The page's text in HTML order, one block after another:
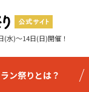
(水)～14日(日)開催！
ン祭りとは？